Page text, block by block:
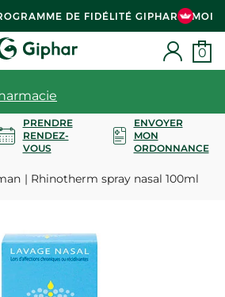
DE FIDÉLITÉ GIPHAR & MOI
0
PRENDRE
RENDEZ-
VOUS
ENVOYER
MON
ORDONNANCE
Rhinotherm spray nasal 100ml